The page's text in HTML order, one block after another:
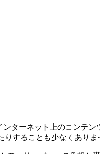
ターネット上のコンテ
することも少なくありま